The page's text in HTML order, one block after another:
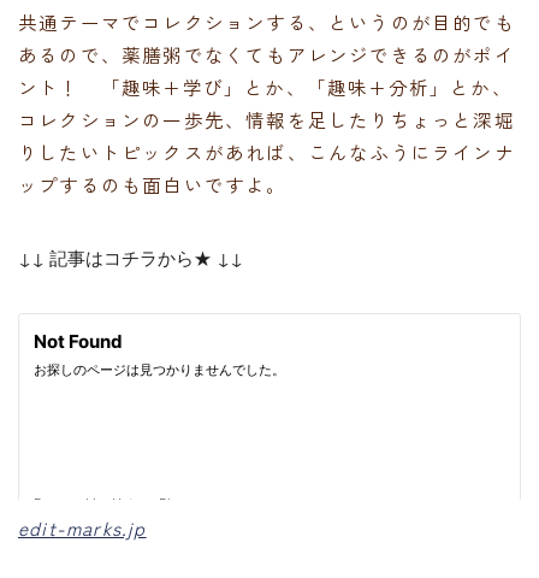
共通テーマでコレクションする、というのが目的でも
あるので、薬膳粥でなくてもアレンジできるのがポイ
ント！ 「趣味+学び」とか、「趣味+分析」とか、
コレクションの一歩先、情報を足したりちょっと深堀
りしたいトピックスがあれば、こんなふうにラインナ
ップするのも面白いですよ。
↓↓ 記事はコチラから★ ↓↓
edit-marks.jp